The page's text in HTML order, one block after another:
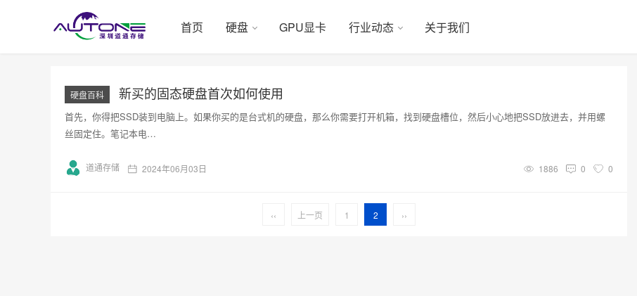
首页 硬盘 GPU显卡 行业动态 关于我们
硬盘百科 新买的固态硬盘首次如何使用
首先，你得把SSD装到电脑上。如果你买的是台式机的硬盘，那么你需要打开机箱，找到硬盘槽位，然后小心地把SSD放进去，并用螺
丝固定住。笔记本电…
道通存储 2024年06月03日 1886 0 0
‹‹ 上一页 1 2 ››